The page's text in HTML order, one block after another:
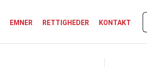
EMNER RETTIGHEDER KONTAKT